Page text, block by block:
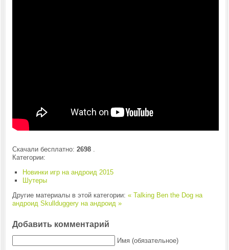
Скачали бесплатно: 2698.
Категории:
Новинки игр на андроид 2015
Шутеры
Другие материалы в этой категории: « Talking Ben the Dog на
андроид Skullduggery на андроид »
Добавить комментарий
Имя (обязательное)